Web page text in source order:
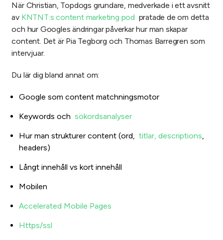
När Christian, Topdogs grundare, medverkade i ett avsnitt
av KNTNT:s content marketing pod pratade de om detta
och hur Googles ändringar påverkar hur man skapar
content. Det är Pia Tegborg och Thomas Barregren som
intervjuar.
Du lär dig bland annat om:
Google som content matchningsmotor
Keywords och sökordsanalyser
Hur man strukturer content (ord,titlar, descriptions,
headers)
Långt innehåll vs kort innehåll
Mobilen
Accelerated Mobile Pages
Https/ssl